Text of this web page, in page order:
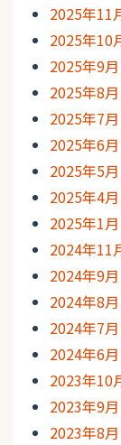
2025年11
2025年10
2025年9月
2025年8月
2025年7月
2025年6月
2025年5月
2025年4月
2025年1月
2024年11
2024年9月
2024年8月
2024年7月
2024年6月
2023年10
2023年9月
2023年8月